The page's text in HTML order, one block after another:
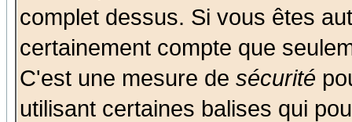
complet dessus. Si vous êtes
certainement compte que
C'est une mesure de sécurité
utilisant certaines balises qui